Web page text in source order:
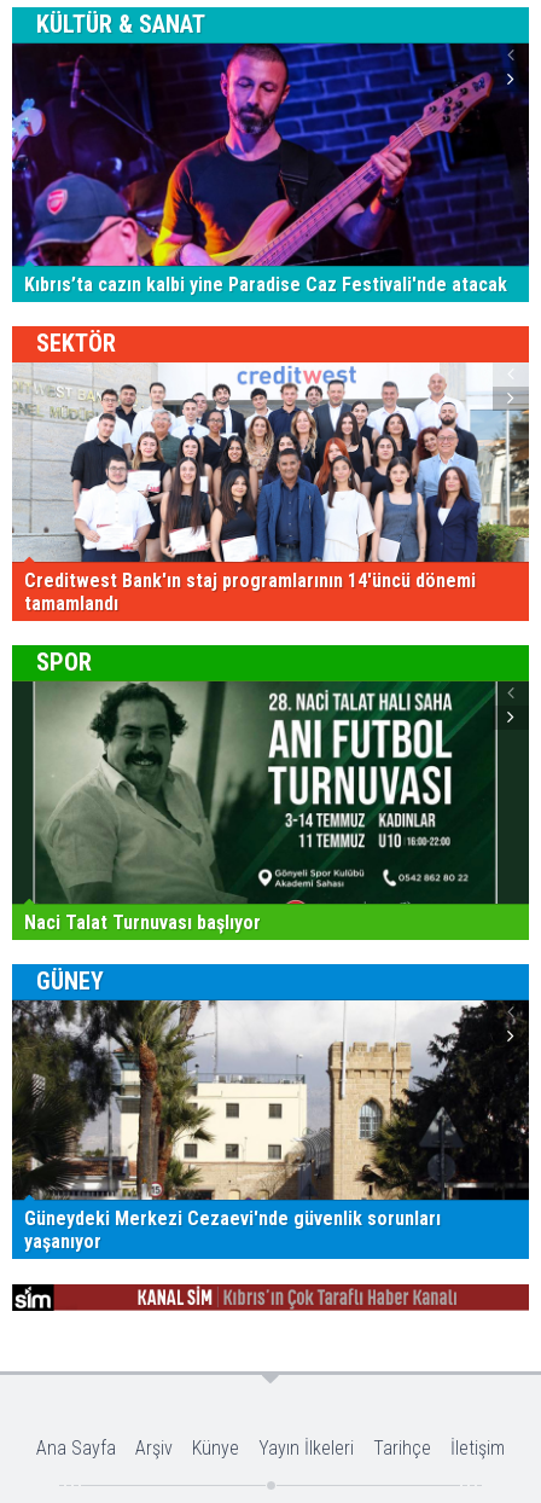
KÜLTÜR & SANAT
Kıbrıs’ta cazın kalbi yine Paradise Caz Festivali'nde atacak
SEKTÖR
Creditwest Bank'ın staj programlarının 14'üncü dönemi
tamamlandı
SPOR
Naci Talat Turnuvası başlıyor
GÜNEY
Güneydeki Merkezi Cezaevi'nde güvenlik sorunları
yaşanıyor
Ana Sayfa Arşiv Künye Yayın İlkeleri Tarihçe İletişim